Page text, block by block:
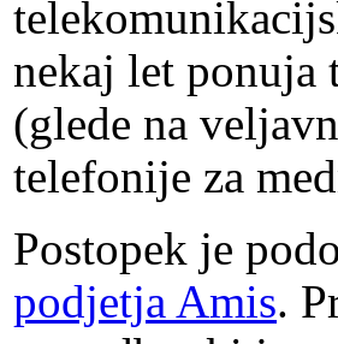
nekaj let ponuja
(glede na
telefonije za
Postopek je
podjetja Amis.